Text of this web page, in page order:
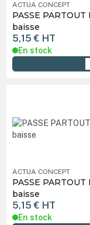
ACTUA CONCEPT
PASSE
baisse
5,15 € HT
En stock
ACTUA CONCEPT
PASSE
baisse
5,15 € HT
En stock